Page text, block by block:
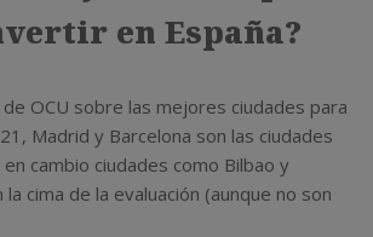
en España?
de OCU sobre las mejores ciudades para
Madrid y Barcelona son las ciudades
cambio ciudades como Bilbao y
cima de la evaluación (aunque no son